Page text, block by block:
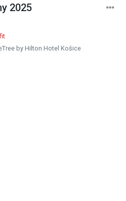
2025
by Hilton Hotel Košice